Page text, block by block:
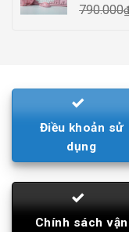
790.000₫
Điều khoản sử
dụng
Chính sách vận